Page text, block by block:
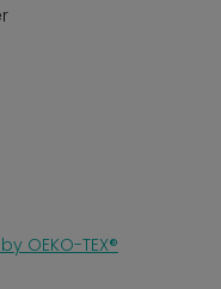
OEKO-TEX®